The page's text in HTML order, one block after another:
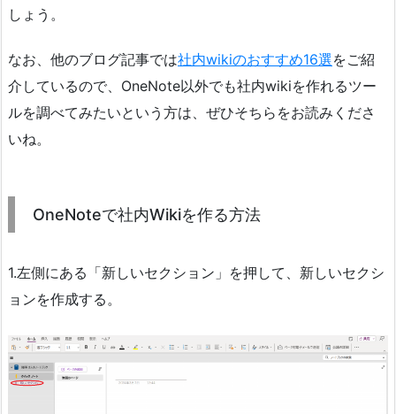
しょう。
なお、他のブログ記事では社内wikiのおすすめ16選をご紹
介しているので、OneNote以外でも社内wikiを作れるツー
ルを調べてみたいという方は、ぜひそちらをお読みくださ
いね。
OneNoteで社内Wikiを作る方法
1.左側にある「新しいセクション」を押して、新しいセクシ
ョンを作成する。